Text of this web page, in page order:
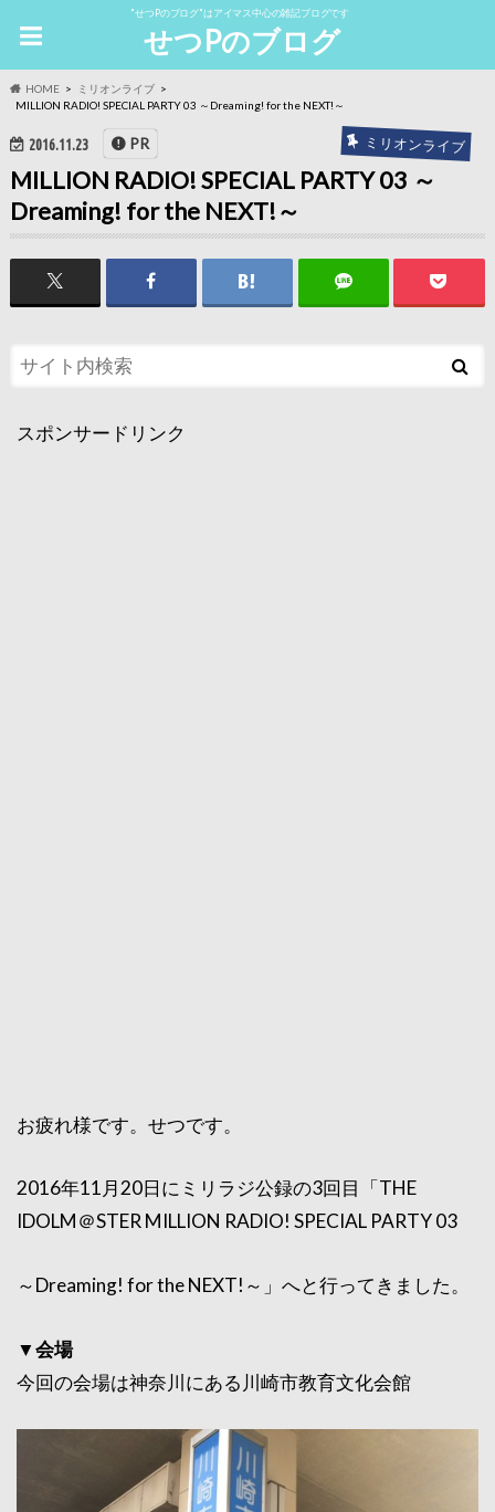
"せつPのブログ"はアイマス中心の雑記ブログです
せつPのブログ
HOME
ミリオンライブ
MILLION RADIO! SPECIAL PARTY 03 ～Dreaming! for the NEXT!～
2016.11.23 ミリオンライブ
PR
MILLION RADIO! SPECIAL PARTY 03 ～
Dreaming! for the NEXT!～
スポンサードリンク
お疲れ様です。せつです。
2016年11月20日にミリラジ公録の3回目「THE
IDOLM＠STER MILLION RADIO! SPECIAL PARTY 03
～Dreaming! for the NEXT!～」へと行ってきました。
▼会場
今回の会場は神奈川にある川崎市教育文化会館